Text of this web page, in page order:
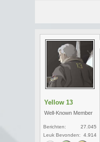
Yellow 13
Well-Known Member
Berichten:
27.045
Leuk Bevonden:
4.914